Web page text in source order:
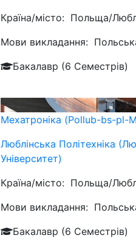
Країна/місто: Польща/
Мови викладання:
Бакалавр (6 Семестрів)
1088
Мехатроніка (Pollub-bs-pl-
Люблiнська Політехніка
Університет)
Країна/місто: Польща/
Мови викладання:
Бакалавр (6 Семестрів)